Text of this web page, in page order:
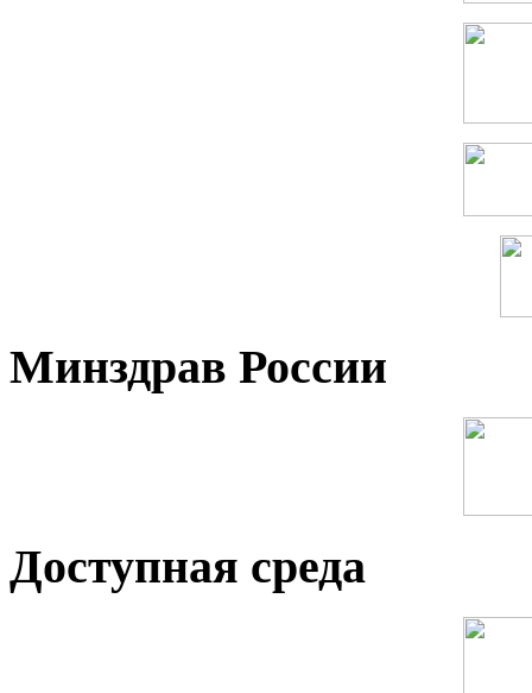
Минздрав России
Доступная среда